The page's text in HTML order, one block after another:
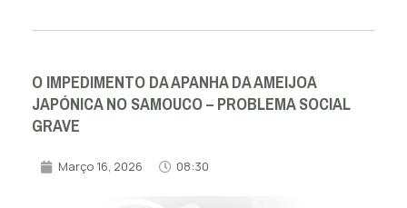
O IMPEDIMENTO DA APANHA DA AMEIJOA
JAPÓNICA NO SAMOUCO – PROBLEMA SOCIAL
GRAVE
Março 16, 2026 08:30